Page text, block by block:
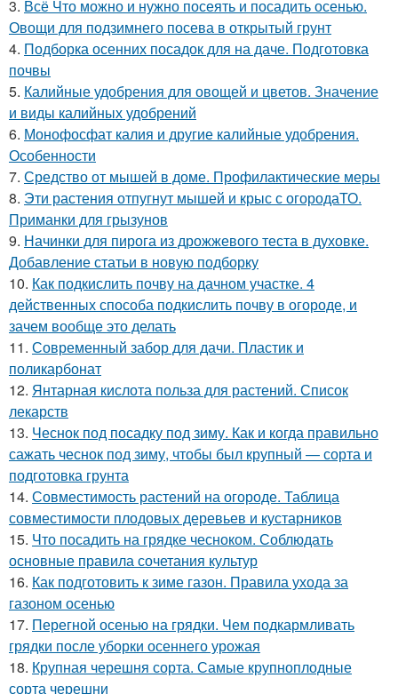
3. Всё Что можно и нужно посеять и посадить осенью.
Овощи для подзимнего посева в открытый грунт
4. Подборка осенних посадок для на даче. Подготовка
почвы
5. Калийные удобрения для овощей и цветов. Значение
и виды калийных удобрений
6. Монофосфат калия и другие калийные удобрения.
Особенности
7. Средство от мышей в доме. Профилактические меры
8. Эти растения отпугнут мышей и крыс с огородаТО.
Приманки для грызунов
9. Начинки для пирога из дрожжевого теста в духовке.
Добавление статьи в новую подборку
10. Как подкислить почву на дачном участке. 4
действенных способа подкислить почву в огороде, и
зачем вообще это делать
11. Современный забор для дачи. Пластик и
поликарбонат
12. Янтарная кислота польза для растений. Список
лекарств
13. Чеснок под посадку под зиму. Как и когда правильно
сажать чеснок под зиму, чтобы был крупный — сорта и
подготовка грунта
14. Совместимость растений на огороде. Таблица
совместимости плодовых деревьев и кустарников
15. Что посадить на грядке чесноком. Соблюдать
основные правила сочетания культур
16. Как подготовить к зиме газон. Правила ухода за
газоном осенью
17. Перегной осенью на грядки. Чем подкармливать
грядки после уборки осеннего урожая
18. Крупная черешня сорта. Самые крупноплодные
сорта черешни